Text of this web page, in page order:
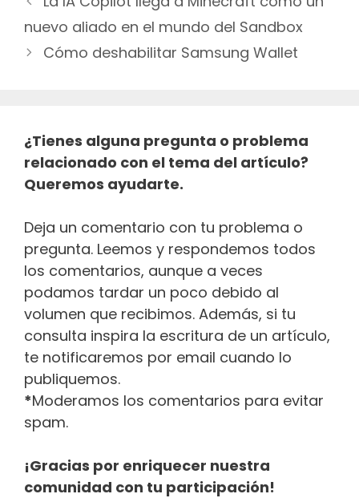
de
entradas
nuevo aliado en el mundo del Sandbox
Cómo deshabilitar Samsung Wallet
¿Tienes alguna pregunta o problema
relacionado con el tema del artículo?
Queremos ayudarte.
Deja un comentario con tu problema o
pregunta. Leemos y respondemos todos
los comentarios, aunque a veces
podamos tardar un poco debido al
volumen que recibimos. Además, si tu
consulta inspira la escritura de un artículo,
te notificaremos por email cuando lo
publiquemos.
*Moderamos los comentarios para evitar
spam.
¡Gracias por enriquecer nuestra
comunidad con tu participación!